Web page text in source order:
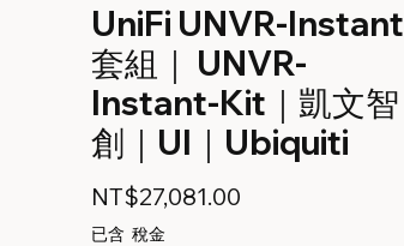
UniFi UNVR-Instant
套組｜ UNVR-
Instant-Kit｜凱文智
創｜UI｜Ubiquiti
NT$27,081.00
已含 稅金